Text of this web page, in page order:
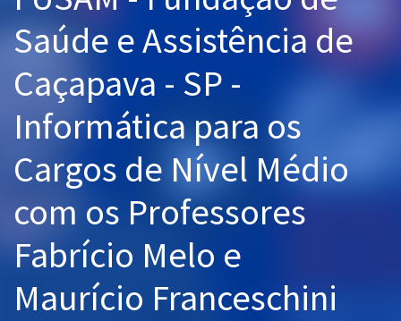
Graduação
Mentorias
Questões grátis
Conteúdo gratuito
Blog
Aprovados
Saúde e Assistência de
Caçapava - SP -
Informática para os
Cargos de Nível Médio
com os Professores
Fabrício Melo e
Maurício Franceschini